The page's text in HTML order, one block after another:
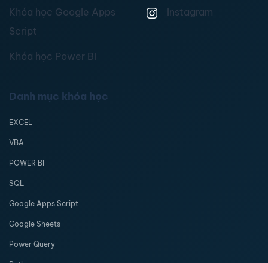
Khóa học Google Apps
Script
Khóa học Power BI
Instagram
Danh mục khóa học
EXCEL
VBA
POWER BI
SQL
Google Apps Script
Google Sheets
Power Query